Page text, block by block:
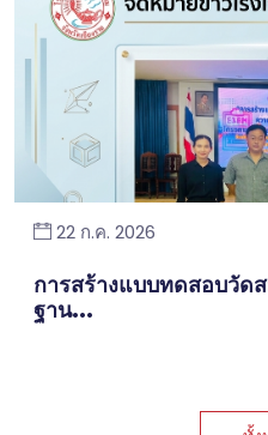
22 ก.ค. 2026
การสร้างแบบทดสอบวัด
ฐาน...